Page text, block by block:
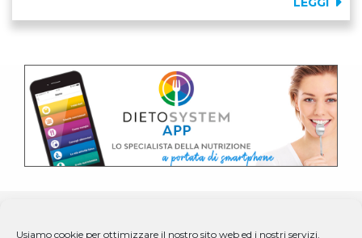
Usiamo cookie per ottimizzare il nostro sito web ed i nostri servizi.